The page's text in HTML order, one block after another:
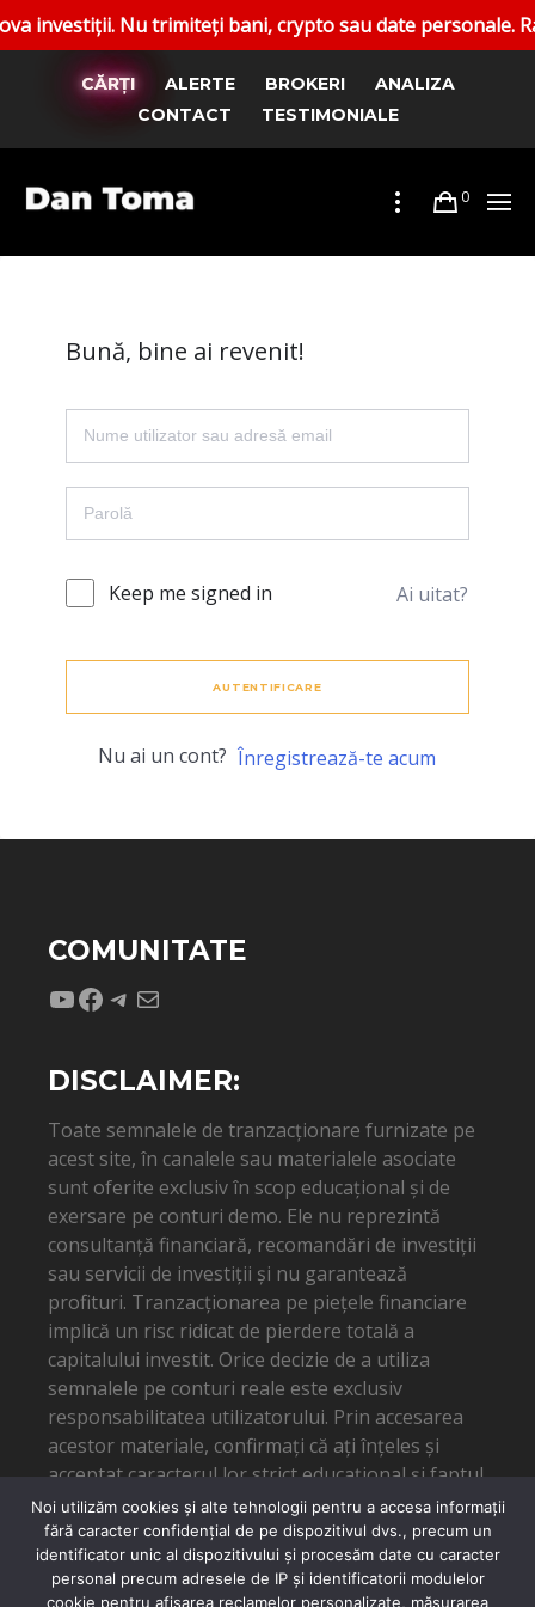
investiții. Nu trimiteți bani, crypto sau date personale.
CĂRȚI ALERTE BROKERI
ANALIZA
CONTACT
TESTIMONIALE
0
Bună, bine ai revenit!
Keep me signed in Ai uitat?
AUTENTIFICARE
Nu ai un cont? Înregistrează-te acum
COMUNITATE
YouTube
Facebook
Telegram
Mail
DISCLAIMER:
Toate semnalele de tranzacționare furnizate pe
acest site, în canalele sau materialele asociate
sunt oferite exclusiv în scop educațional și de
exersare pe conturi demo. Ele nu reprezintă
consultanță financiară, recomandări de investiții
sau servicii de investiții și nu garantează
profituri. Tranzacționarea pe piețele financiare
implică un risc ridicat de pierdere totală a
capitalului investit. Orice decizie de a utiliza
semnalele pe conturi reale este exclusiv
responsabilitatea utilizatorului. Prin accesarea
acestor materiale, confirmați că ați înțeles și
acceptat caracterul lor strict educațional și faptul
că autorul nu poate fi tras la răspundere pentru
eventuale pierderi financiare.
Noi utilizăm cookies și alte tehnologii pentru a accesa informații
fără caracter confidențial de pe dispozitivul dvs., precum un
identificator unic al dispozitivului și procesăm date cu caracter
personal precum adresele de IP și identificatorii modulelor
cookie pentru afișarea reclamelor personalizate, măsurarea